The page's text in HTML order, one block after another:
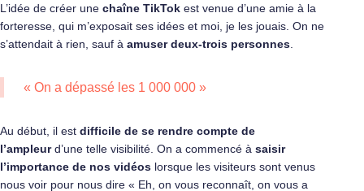
L’idée de créer une chaîne TikTok est venue d’une amie à la
forteresse, qui m’exposait ses idées et moi, je les jouais. On ne
s’attendait à rien, sauf à amuser deux-trois personnes
« On a dépassé les 1 000 000 »
Au début, il est difficile de se rendre compte de
l’ampleurd’une telle visibilité. On a commencé à saisir
l’importance de nos vidéos lorsque les visiteurs sont venus
nous voir pour nous dire « Eh, on vous reconnaît, on vous a